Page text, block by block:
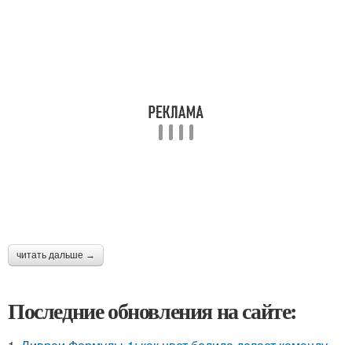
читать дальше →
Последние обновления на сайте: